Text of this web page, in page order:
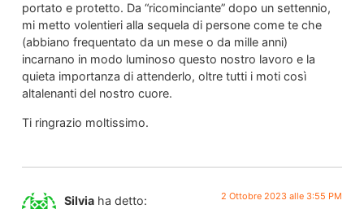
portato e protetto. Da “ricominciante” dopo un settennio,
mi metto volentieri alla sequela di persone come te che
(abbiano frequentato da un mese o da mille anni)
incarnano in modo luminoso questo nostro lavoro e la
quieta importanza di attenderlo, oltre tutti i moti così
altalenanti del nostro cuore.
Ti ringrazio moltissimo.
Silvia ha detto: 2 Ottobre 2023 alle 3:55 PM